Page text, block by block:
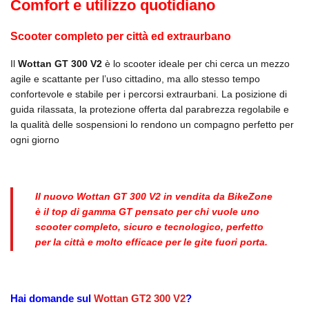
Comfort e utilizzo quotidiano
Scooter completo per città ed extraurbano
Il Wottan GT 300 V2 è lo scooter ideale per chi cerca un mezzo
agile e scattante per l’uso cittadino, ma allo stesso tempo
confortevole e stabile per i percorsi extraurbani. La posizione di
guida rilassata, la protezione offerta dal parabrezza regolabile e
la qualità delle sospensioni lo rendono un compagno perfetto per
ogni giorno
Il nuovo Wottan GT 300 V2 in vendita da BikeZone
è il top di gamma GT pensato per chi vuole uno
scooter completo, sicuro e tecnologico, perfetto
per la città e molto efficace per le gite fuori porta.
Hai domande sul Wottan GT2 300 V2?